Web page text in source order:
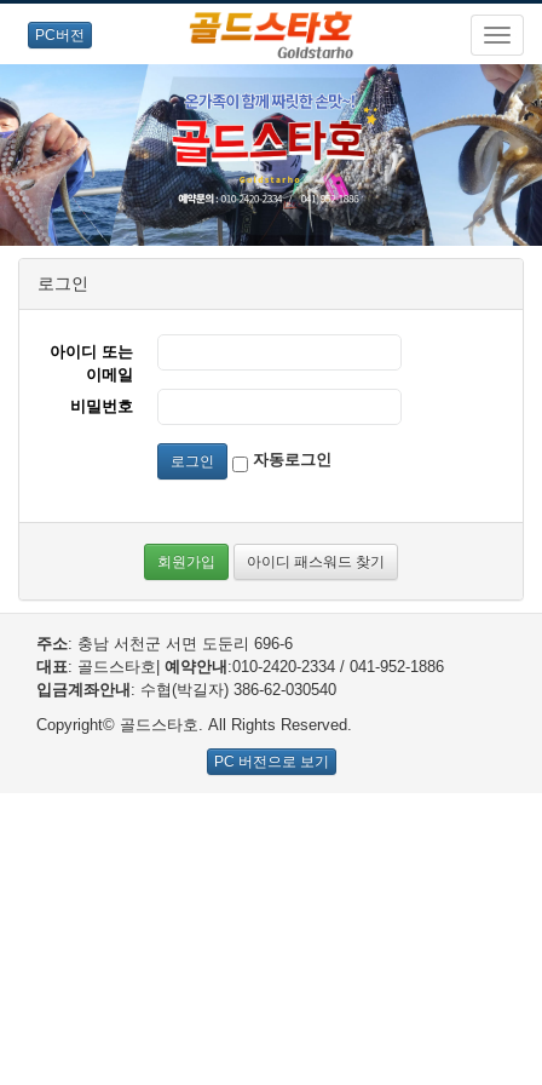
PC버전
로그인
아이디 또는
이메일
비밀번호
로그인 자동로그인
회원가입 아이디 패스워드 찾기
주소: 충남 서천군 서면 도둔리 696-6
대표: 골드스타호 예약안내 :010-2420-2334 / 041-952-1886
입금계좌안내 : 수협(박길자) 386-62-030540
Copyright© 골드스타호. All Rights Reserved.
PC 버전으로 보기